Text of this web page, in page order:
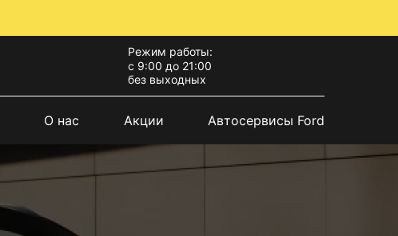
Режим работы:
с 9:00 до 21:00
без выходных
О нас Акции Автосервисы Ford